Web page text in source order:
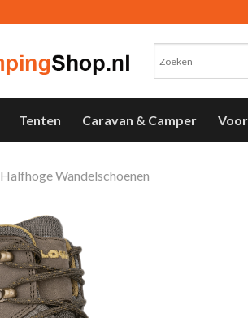
Tenten Caravan & Camper
Halfhoge Wandelschoenen